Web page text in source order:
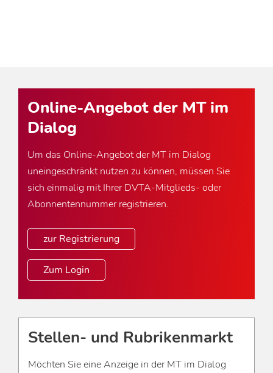
Online-Angebot der MT im
Dialog
Um das Online-Angebot der MT im Dialog
uneingeschränkt nutzen zu können, müssen Sie
sich einmalig mit Ihrer DVTA-Mitglieds- oder
Abonnentennummer registrieren.
zur Registrierung
Zum Login
Stellen- und Rubrikenmarkt
Möchten Sie eine Anzeige in der MT im Dialog